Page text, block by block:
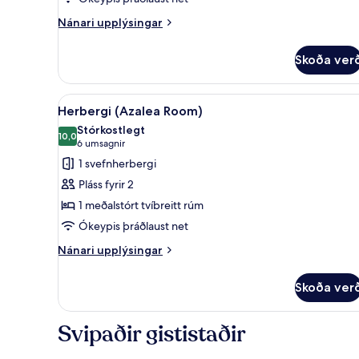
Nánari upplýsingar
Nánari
(John
B.
Foley)
Skoða
Skoða
allar
myndir
fyrir
Herbergi
(Azalea
Room)
Herbergi (Azalea Room) |
2
Herbergi (Azalea Room)
10,010,0 af 10
Stórkostlegt
6 umsagnir
(6
umsagnir)
1 svefnherbergi
Pláss fyrir 2
1 meðalstórt tvíbreitt rúm
Ókeypis þráðlaust net
Nánari upplýsingar
Nánari
(Azalea
Skoða
Svipaðir gististaðir